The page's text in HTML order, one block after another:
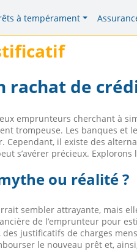
à tempérament
de
emprunteurs cherchant à
trompeuse. Les banques
il existe des
s’avérer précieux.
ou réalité ?
sembler attrayante, mais
de l’emprunteur pour
justificatifs de charges
le nouveau prêt et,